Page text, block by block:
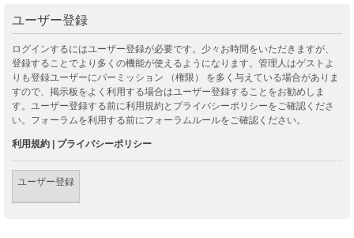
ユーザー登録
ログインするにはユーザー登録が必要です。少々お時間をいただきますが、
登録することでより多くの機能が使えるようになります。管理人はゲストよ
りも登録ユーザーにパーミッション （権限） を多く与えている場合がありま
すので、掲示板をよく利用する場合はユーザー登録することをお勧めしま
す。ユーザー登録する前に利用規約とプライバシーポリシーをご確認くださ
い。フォーラムを利用する前にフォーラムルールをご確認ください。
利用規約 | プライバシーポリシー
ユーザー登録